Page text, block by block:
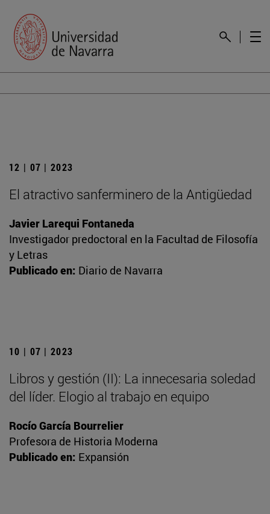
12 | 07 | 2023
El atractivo sanferminero de la Antigüedad
Javier Larequi Fontaneda
Investigador predoctoral en la Facultad de Filosofía
y Letras
Publicado en: Diario de Navarra
10 | 07 | 2023
Libros y gestión (II): La innecesaria soledad
del líder. Elogio al trabajo en equipo
Rocío García Bourrelier
Profesora de Historia Moderna
Publicado en: Expansión